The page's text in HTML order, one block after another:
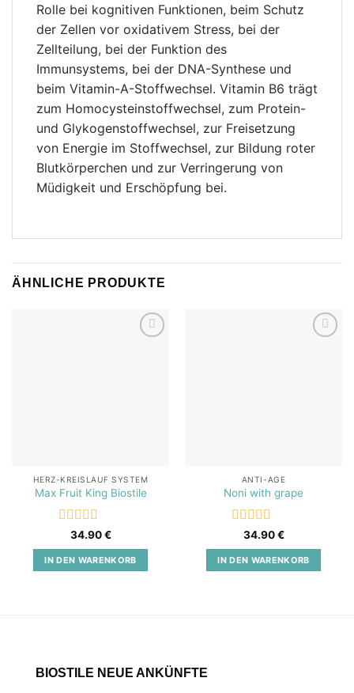
Rolle bei kognitiven Funktionen, beim Schutz
der Zellen vor oxidativem Stress, bei der
Zellteilung, bei der Funktion des
Immunsystems, bei der DNA-Synthese und
beim Vitamin-A-Stoffwechsel. Vitamin B6 trägt
zum Homocysteinstoffwechsel, zum Protein-
und Glykogenstoffwechsel, zur Freisetzung
von Energie im Stoffwechsel, zur Bildung roter
Blutkörperchen und zur Verringerung von
Müdigkeit und Erschöpfung bei.
ÄHNLICHE PRODUKTE
HERZ-KREISLAUF SYSTEM
Max Fruit King Biostile
Bewertet
mit5von 5
34.90€
IN DEN WARENKORB
ANTI-AGE
Noni with grape
Bewertet
mit5von 5
34.90€
IN DEN WARENKORB
BIOSTILE NEUE ANKÜNFTE